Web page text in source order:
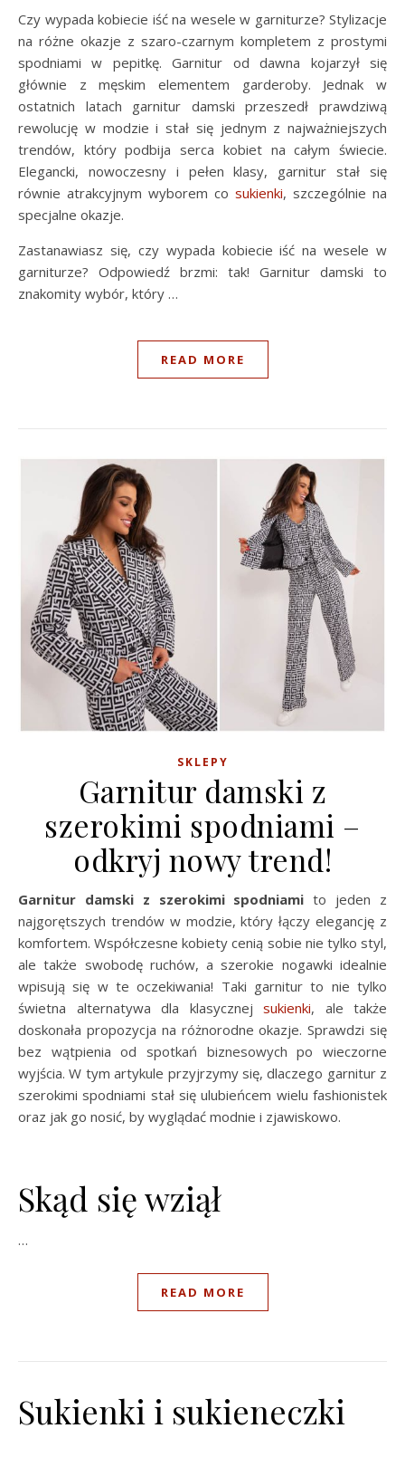
Czy wypada kobiecie iść na wesele w garniturze? Stylizacje
na różne okazje z szaro-czarnym kompletem z prostymi
spodniami w pepitkę. Garnitur od dawna kojarzył się
głównie z męskim elementem garderoby. Jednak w
ostatnich latach garnitur damski przeszedł prawdziwą
rewolucję w modzie i stał się jednym z najważniejszych
trendów, który podbija serca kobiet na całym świecie.
Elegancki, nowoczesny i pełen klasy, garnitur stał się
równie atrakcyjnym wyborem co sukienki, szczególnie na
specjalne okazje.
Zastanawiasz się, czy wypada kobiecie iść na wesele w
garniturze? Odpowiedź brzmi: tak! Garnitur damski to
znakomity wybór, który …
READ MORE
SKLEPY
Garnitur damski z
szerokimi spodniami –
odkryj nowy trend!
Garnitur damski z szerokimi spodniami to jeden z
najgorętszych trendów w modzie, który łączy elegancję z
komfortem. Współczesne kobiety cenią sobie nie tylko styl,
ale także swobodę ruchów, a szerokie nogawki idealnie
wpisują się w te oczekiwania! Taki garnitur to nie tylko
świetna alternatywa dla klasycznej sukienki, ale także
doskonała propozycja na różnorodne okazje. Sprawdzi się
bez wątpienia od spotkań biznesowych po wieczorne
wyjścia. W tym artykule przyjrzymy się, dlaczego garnitur z
szerokimi spodniami stał się ulubieńcem wielu fashionistek
oraz jak go nosić, by wyglądać modnie i zjawiskowo.
Skąd się wziął
…
READ MORE
Sukienki i sukieneczki